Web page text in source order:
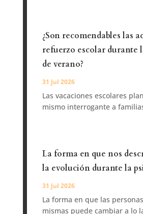
¿Son recomendables las
refuerzo escolar durante
de verano?
31 Jul 2026
Las vacaciones escolares
mismo interrogante a
La forma en que nos
la evolución durante la
31 Jul 2026
La forma en que las
mismas puede cambiar a lo